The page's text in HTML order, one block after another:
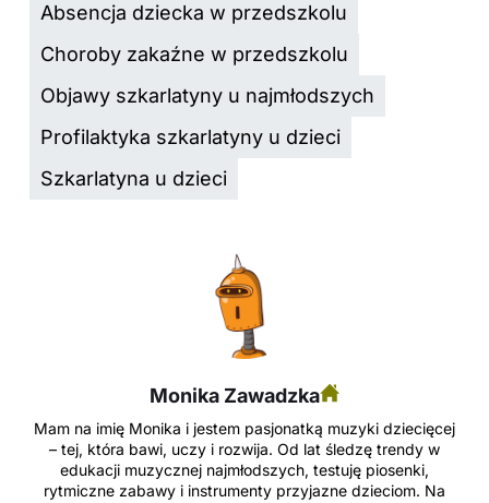
Absencja dziecka w przedszkolu
Choroby zakaźne w przedszkolu
Objawy szkarlatyny u najmłodszych
Profilaktyka szkarlatyny u dzieci
Szkarlatyna u dzieci
Monika Zawadzka
Mam na imię Monika i jestem pasjonatką muzyki dziecięcej
– tej, która bawi, uczy i rozwija. Od lat śledzę trendy w
edukacji muzycznej najmłodszych, testuję piosenki,
rytmiczne zabawy i instrumenty przyjazne dzieciom. Na